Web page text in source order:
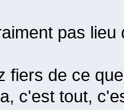
pas lieu
fiers de ce
c'est tout,